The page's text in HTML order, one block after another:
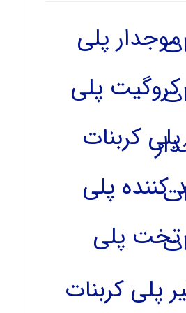
پلی
پلی
کربنات
کننده پلی
تخت پلی
پلی کربنات